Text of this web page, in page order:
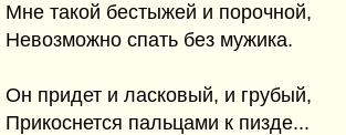
Мне такой бестыжей и порочной,
Невозможно спать без мужика.
Он придет и ласковый, и грубый,
Прикоснется пальцами к пизде...